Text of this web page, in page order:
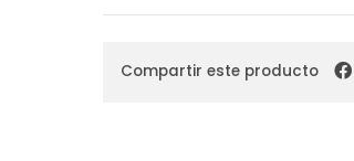
Compartir este producto